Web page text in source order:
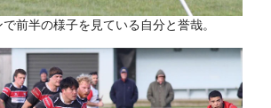
前半の様子を見ている自分と誉哉。